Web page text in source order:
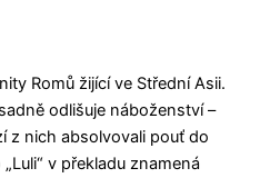
Romů žijící ve Střední Asii.
odlišuje náboženství –
z nich absolvovali pouť do
v překladu znamená